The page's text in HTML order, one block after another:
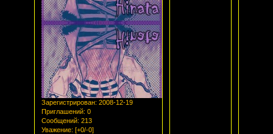
Зарегистрирован: 2008-12-19
Приглашений: 0
Сообщений: 213
Уважение: [+0/-0]